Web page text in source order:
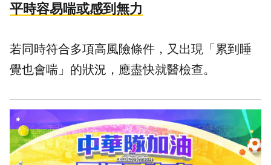
平時容易喘或感到無力
若同時符合多項高風險條件，又出現「累到睡
覺也會喘」的狀況，應盡快就醫檢查。